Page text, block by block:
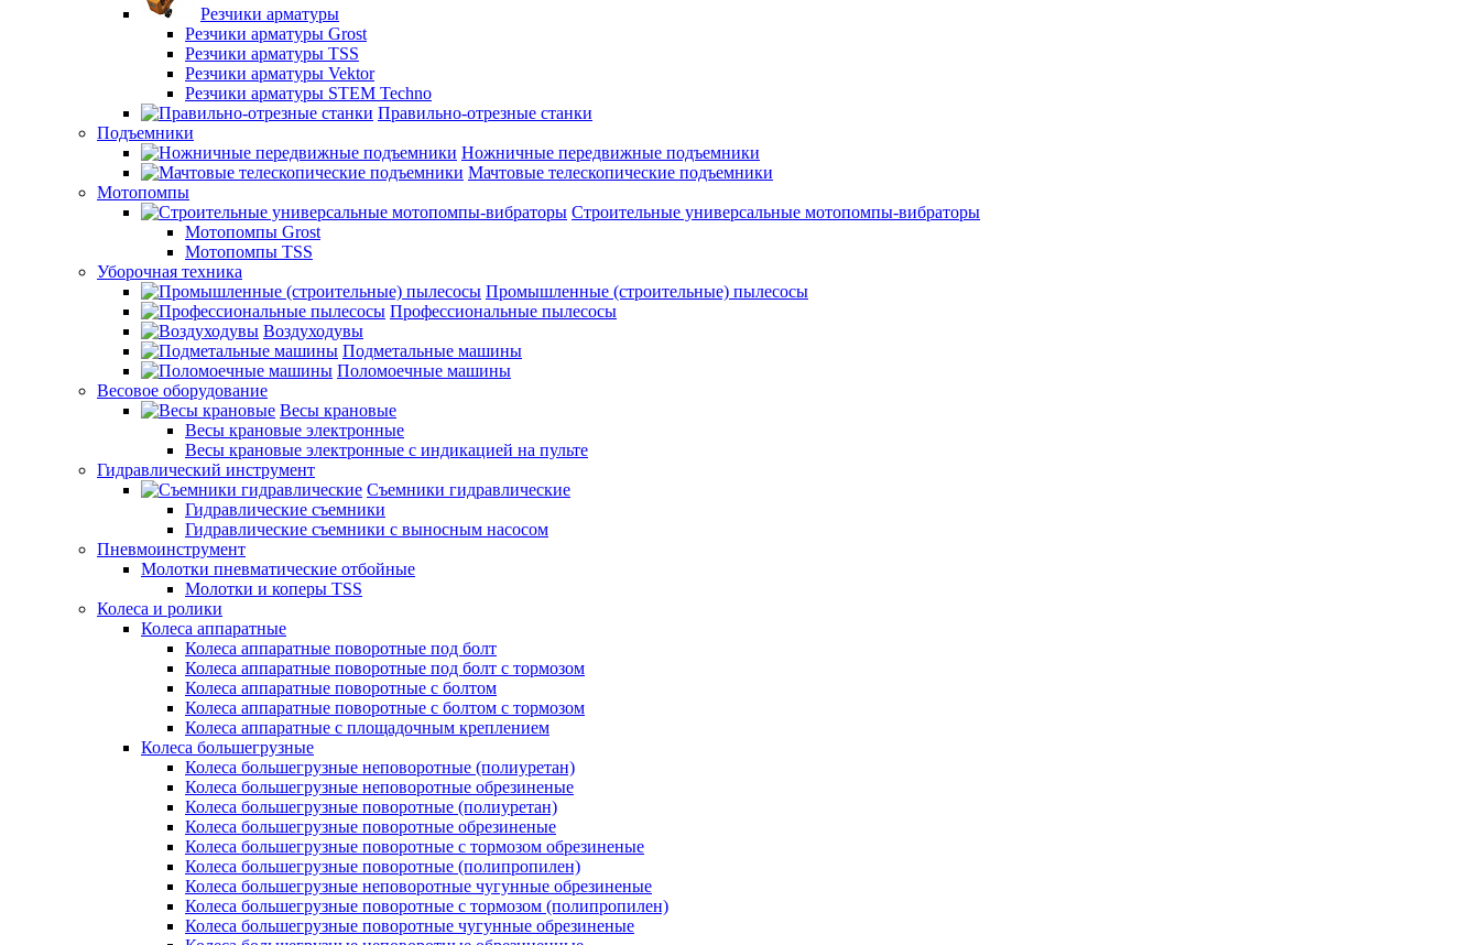
Резчики арматуры
Резчики арматуры Grost
Резчики арматуры TSS
Резчики арматуры Vektor
Резчики арматуры STEM Techno
Правильно-отрезные станки
Подъемники
Ножничные передвижные подъемники
Мачтовые телескопические подъемники
Мотопомпы
Строительные универсальные мотопомпы-вибраторы
Мотопомпы Grost
Мотопомпы TSS
Уборочная техника
Промышленные (строительные) пылесосы
Профессиональные пылесосы
Воздуходувы
Подметальные машины
Поломоечные машины
Весовое оборудование
Весы крановые
Весы крановые электронные
Весы крановые электронные с индикацией на пульте
Гидравлический инструмент
Съемники гидравлические
Гидравлические съемники
Гидравлические cъемники с выносным насосом
Пневмоинструмент
Молотки пневматические отбойные
Молотки и коперы TSS
Колеса и ролики
Колеса аппаратные
Колеса аппаратные поворотные под болт
Колеса аппаратные поворотные под болт с тормозом
Колеса аппаратные поворотные с болтом
Колеса аппаратные поворотные с болтом с тормозом
Колеса аппаратные с площадочным креплением
Колеса большегрузные
Колеса большегрузные неповоротные (полиуретан)
Колеса большегрузные неповоротные обрезиненые
Колеса большегрузные поворотные (полиуретан)
Колеса большегрузные поворотные обрезиненые
Колеса большегрузные поворотные с тормозом обрезиненые
Колеса большегрузные поворотные (полипропилен)
Колеса большегрузные неповоротные чугунные обрезиненые
Колеса большегрузные поворотные с тормозом (полипропилен)
Колеса большегрузные поворотные чугунные обрезиненые